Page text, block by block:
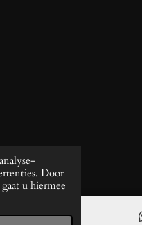
Door
u hiermee